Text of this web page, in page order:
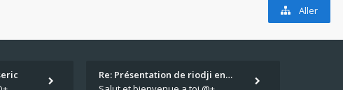
Aller
Re: Présentation de riodji en…